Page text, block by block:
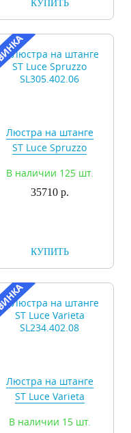
КУПИТЬ
Люстра на штанге
ST Luce Spruzzo
В наличии 125 шт.
35710 р.
КУПИТЬ
Люстра на штанге
ST Luce Varieta
В наличии 15 шт.